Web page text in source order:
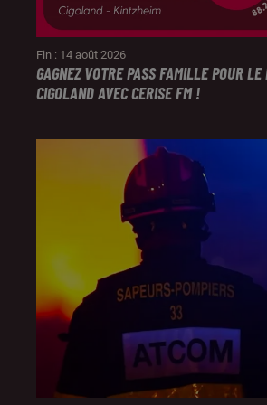
Fin : 14 août 2026
GAGNEZ VOTRE PASS FAMILLE POUR LE
CIGOLAND AVEC CERISE FM !